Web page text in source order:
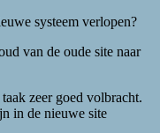
systeem verlopen?
van de oude site naar
zeer goed volbracht.
in de nieuwe site